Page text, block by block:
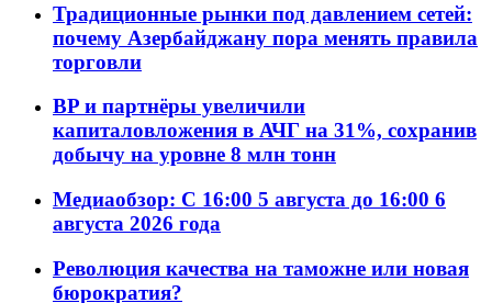
Традиционные рынки под давлением сетей:
почему Азербайджану пора менять правила
торговли
BP и партнёры увеличили
капиталовложения в АЧГ на 31%, сохранив
добычу на уровне 8 млн тонн
Медиаобзор: С 16:00 5 августа до 16:00 6
августа 2026 года
Революция качества на таможне или новая
бюрократия?